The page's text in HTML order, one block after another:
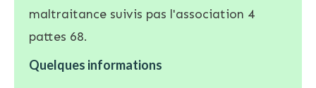
maltraitance suivis pas l'association 4
pattes 68.
Quelques informations